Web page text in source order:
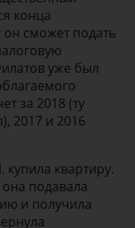
конца
он сможет подать
уже был
за 2018 (ту
2017 и 2016
квартиру.
подавала
и получила